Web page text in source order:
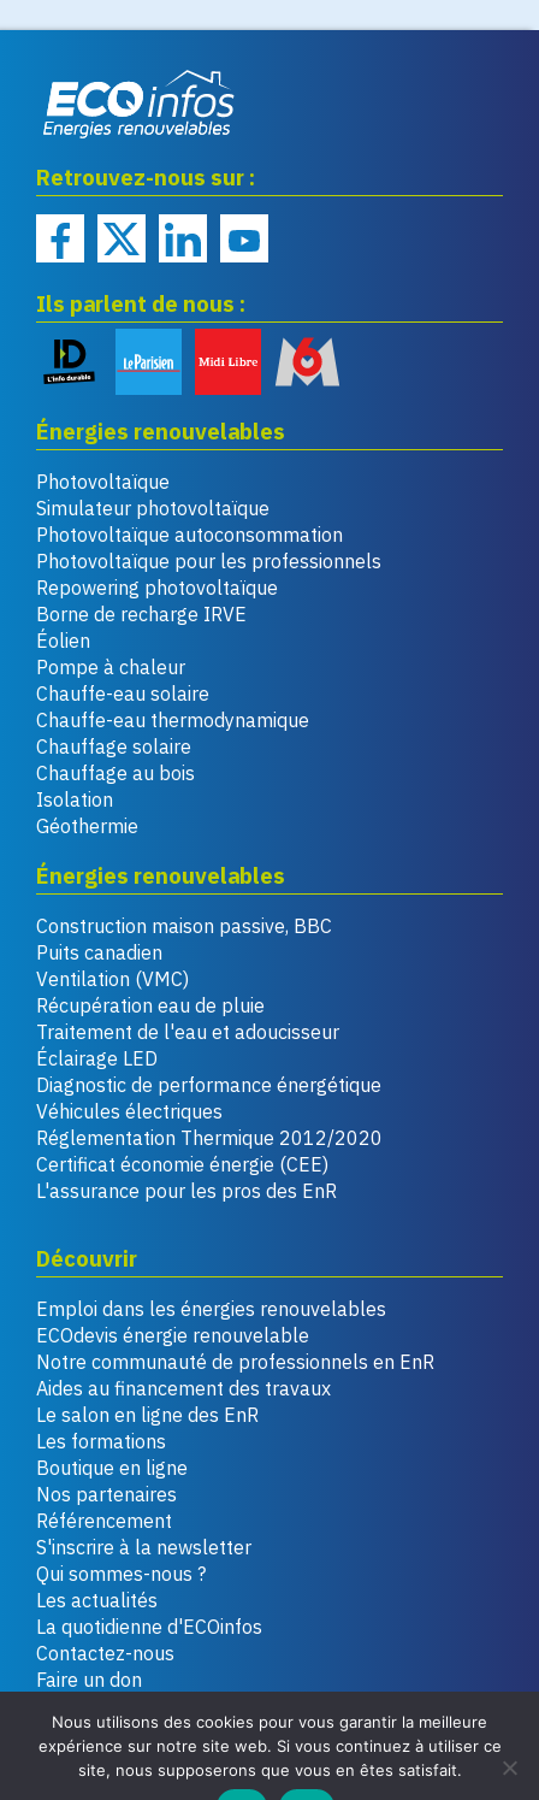
renouvelables
Retrouvez-nous sur :
Ils parlent de nous :
Énergies renouvelables
Photovoltaïque
Simulateur photovoltaïque
Photovoltaïque autoconsommation
Photovoltaïque pour les professionnels
Repowering photovoltaïque
Borne de recharge IRVE
Éolien
Pompe à chaleur
Chauffe-eau solaire
Chauffe-eau thermodynamique
Chauffage solaire
Chauffage au bois
Isolation
Géothermie
Énergies renouvelables
Construction maison passive, BBC
Puits canadien
Ventilation (VMC)
Récupération eau de pluie
Traitement de l'eau et adoucisseur
Éclairage LED
Diagnostic de performance énergétique
Véhicules électriques
Réglementation Thermique 2012/2020
Certificat économie énergie (CEE)
L'assurance pour les pros des EnR
Découvrir
Emploi dans les énergies renouvelables
ECOdevis énergie renouvelable
Notre communauté de professionnels en EnR
Aides au financement des travaux
Le salon en ligne des EnR
Les formations
Boutique en ligne
Nos partenaires
Référencement
S'inscrire à la newsletter
Qui sommes-nous ?
Les actualités
La quotidienne d'ECOinfos
Contactez-nous
Faire un don
Copyright 2026 - Tous droits réservés Plan du site
Politique de confidentialité
Nous utilisons des cookies pour vous garantir la meilleure
expérience sur notre site web. Si vous continuez à utiliser ce
site, nous supposerons que vous en êtes satisfait.